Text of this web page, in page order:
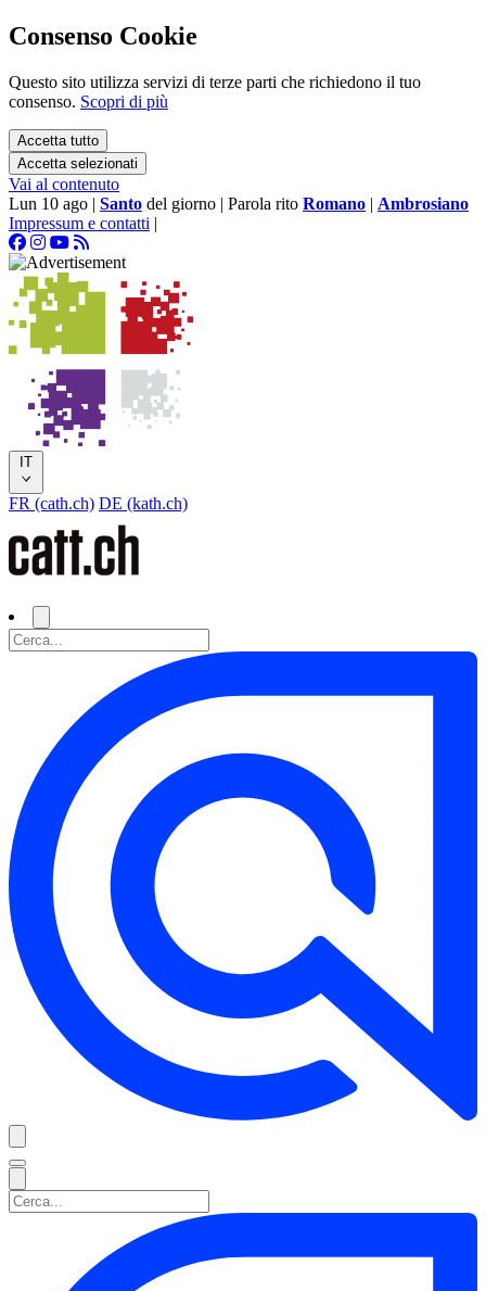
Consenso Cookie
Questo sito utilizza servizi di terze parti che richiedono il tuo
consenso. Scopri di più
Accetta tutto
Accetta selezionati
Vai al contenuto
Lun 10 ago | Santo del giorno | Parola rito Romano | Ambrosiano
Impressum e contatti |
IT
FR (cath.ch) DE (kath.ch)